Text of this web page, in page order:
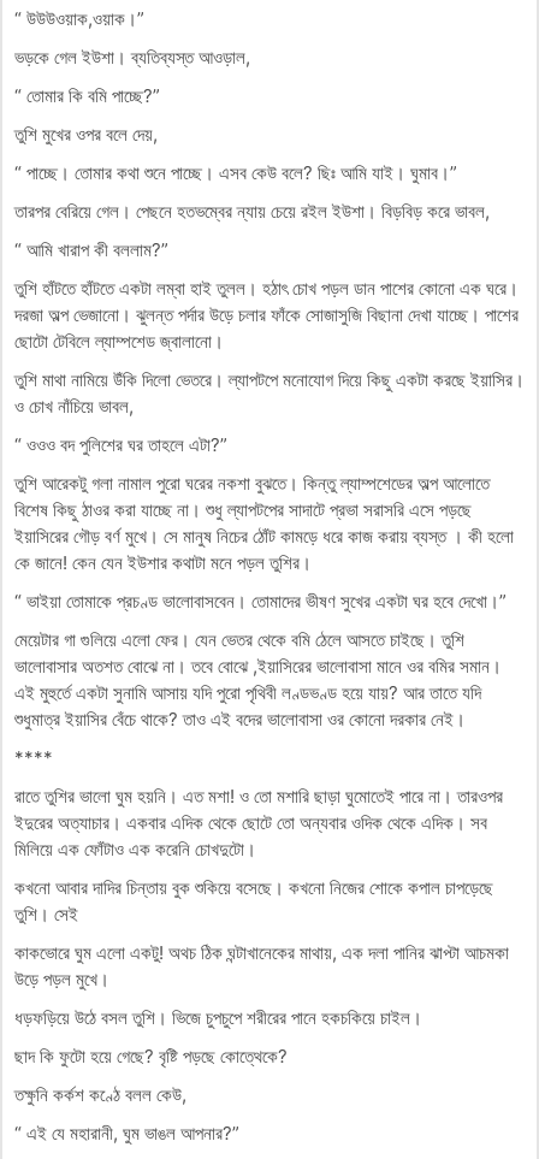
“ উউউওয়াক,ওয়াক।”
ভড়কে গেল ইউশা। ব্যতিব্যস্ত আওড়াল,
“ তোমার কি বমি পাচ্ছে?”
তুশি মুখের ওপর বলে দেয়,
“ পাচ্ছে। তোমার কথা শুনে পাচ্ছে। এসব কেউ বলে? ছিঃ আমি যাই। ঘুমাব।”
তারপর বেরিয়ে গেল। পেছনে হতভম্বের ন্যায় চেয়ে রইল ইউশা। বিড়বিড় করে ভাবল,
“ আমি খারাপ কী বললাম?”
তুশি হাঁটতে হাঁটতে একটা লম্বা হাই তুলল। হঠাৎ চোখ পড়ল ডান পাশের কোনো এক ঘরে।
দরজা অল্প ভেজানো। ঝুলন্ত পর্দার উড়ে চলার ফাঁকে সোজাসুজি বিছানা দেখা যাচ্ছে। পাশের
ছোটো টেবিলে ল্যাম্পশেড জ্বালানো।
তুশি মাথা নামিয়ে উঁকি দিলো ভেতরে। ল্যাপটপে মনোযোগ দিয়ে কিছু একটা করছে ইয়াসির।
ও চোখ নাঁচিয়ে ভাবল,
“ ওওও বদ পুলিশের ঘর তাহলে এটা?”
তুশি আরেকটু গলা নামাল পুরো ঘরের নকশা বুঝতে। কিন্তু ল্যাম্পশেডের অল্প আলোতে
বিশেষ কিছু ঠাওর করা যাচ্ছে না। শুধু ল্যাপটপের সাদাটে প্রভা সরাসরি এসে পড়ছে
ইয়াসিরের গৌড় বর্ণ মুখে। সে মানুষ নিচের ঠোঁট কামড়ে ধরে কাজ করায় ব্যস্ত । কী হলো
কে জানে! কেন যেন ইউশার কথাটা মনে পড়ল তুশির।
“ ভাইয়া তোমাকে প্রচণ্ড ভালোবাসবেন। তোমাদের ভীষণ সুখের একটা ঘর হবে দেখো।”
মেয়েটার গা গুলিয়ে এলো ফের। যেন ভেতর থেকে বমি ঠেলে আসতে চাইছে। তুশি
ভালোবাসার অতশত বোঝে না। তবে বোঝে ,ইয়াসিরের ভালোবাসা মানে ওর বমির সমান।
এই মুহুর্তে একটা সুনামি আসায় যদি পুরো পৃথিবী লণ্ডভণ্ড হয়ে যায়? আর তাতে যদি
শুধুমাত্র ইয়াসির বেঁচে থাকে? তাও এই বদের ভালোবাসা ওর কোনো দরকার নেই।
****
রাতে তুশির ভালো ঘুম হয়নি। এত মশা! ও তো মশারি ছাড়া ঘুমোতেই পারে না। তারওপর
ইদুরের অত্যাচার। একবার এদিক থেকে ছোটে তো অন্যবার ওদিক থেকে এদিক। সব
মিলিয়ে এক ফোঁটাও এক করেনি চোখদুটো।
কখনো আবার দাদির চিন্তায় বুক শুকিয়ে বসেছে। কখনো নিজের শোকে কপাল চাপড়েছে
তুশি। সেই
কাকভোরে ঘুম এলো একটু! অথচ ঠিক ঘন্টাখানেকের মাথায়, এক দলা পানির ঝাপ্টা আচমকা
উড়ে পড়ল মুখে।
ধড়ফড়িয়ে উঠে বসল তুশি। ভিজে চুপচুপে শরীরের পানে হকচকিয়ে চাইল।
ছাদ কি ফুটো হয়ে গেছে? বৃষ্টি পড়ছে কোত্থেকে?
তক্ষুনি কর্কশ কণ্ঠে বলল কেউ,
“ এই যে মহারানী, ঘুম ভাঙল আপনার?”